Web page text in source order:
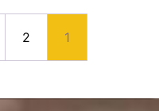
1
2